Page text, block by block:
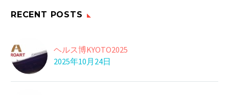
階段一段飛ばし
を…
ダシを活用しましょう
味付けをするとき、調
し…
RECENT POSTS
ヘルス博KYOTO2025
2025年10月24日